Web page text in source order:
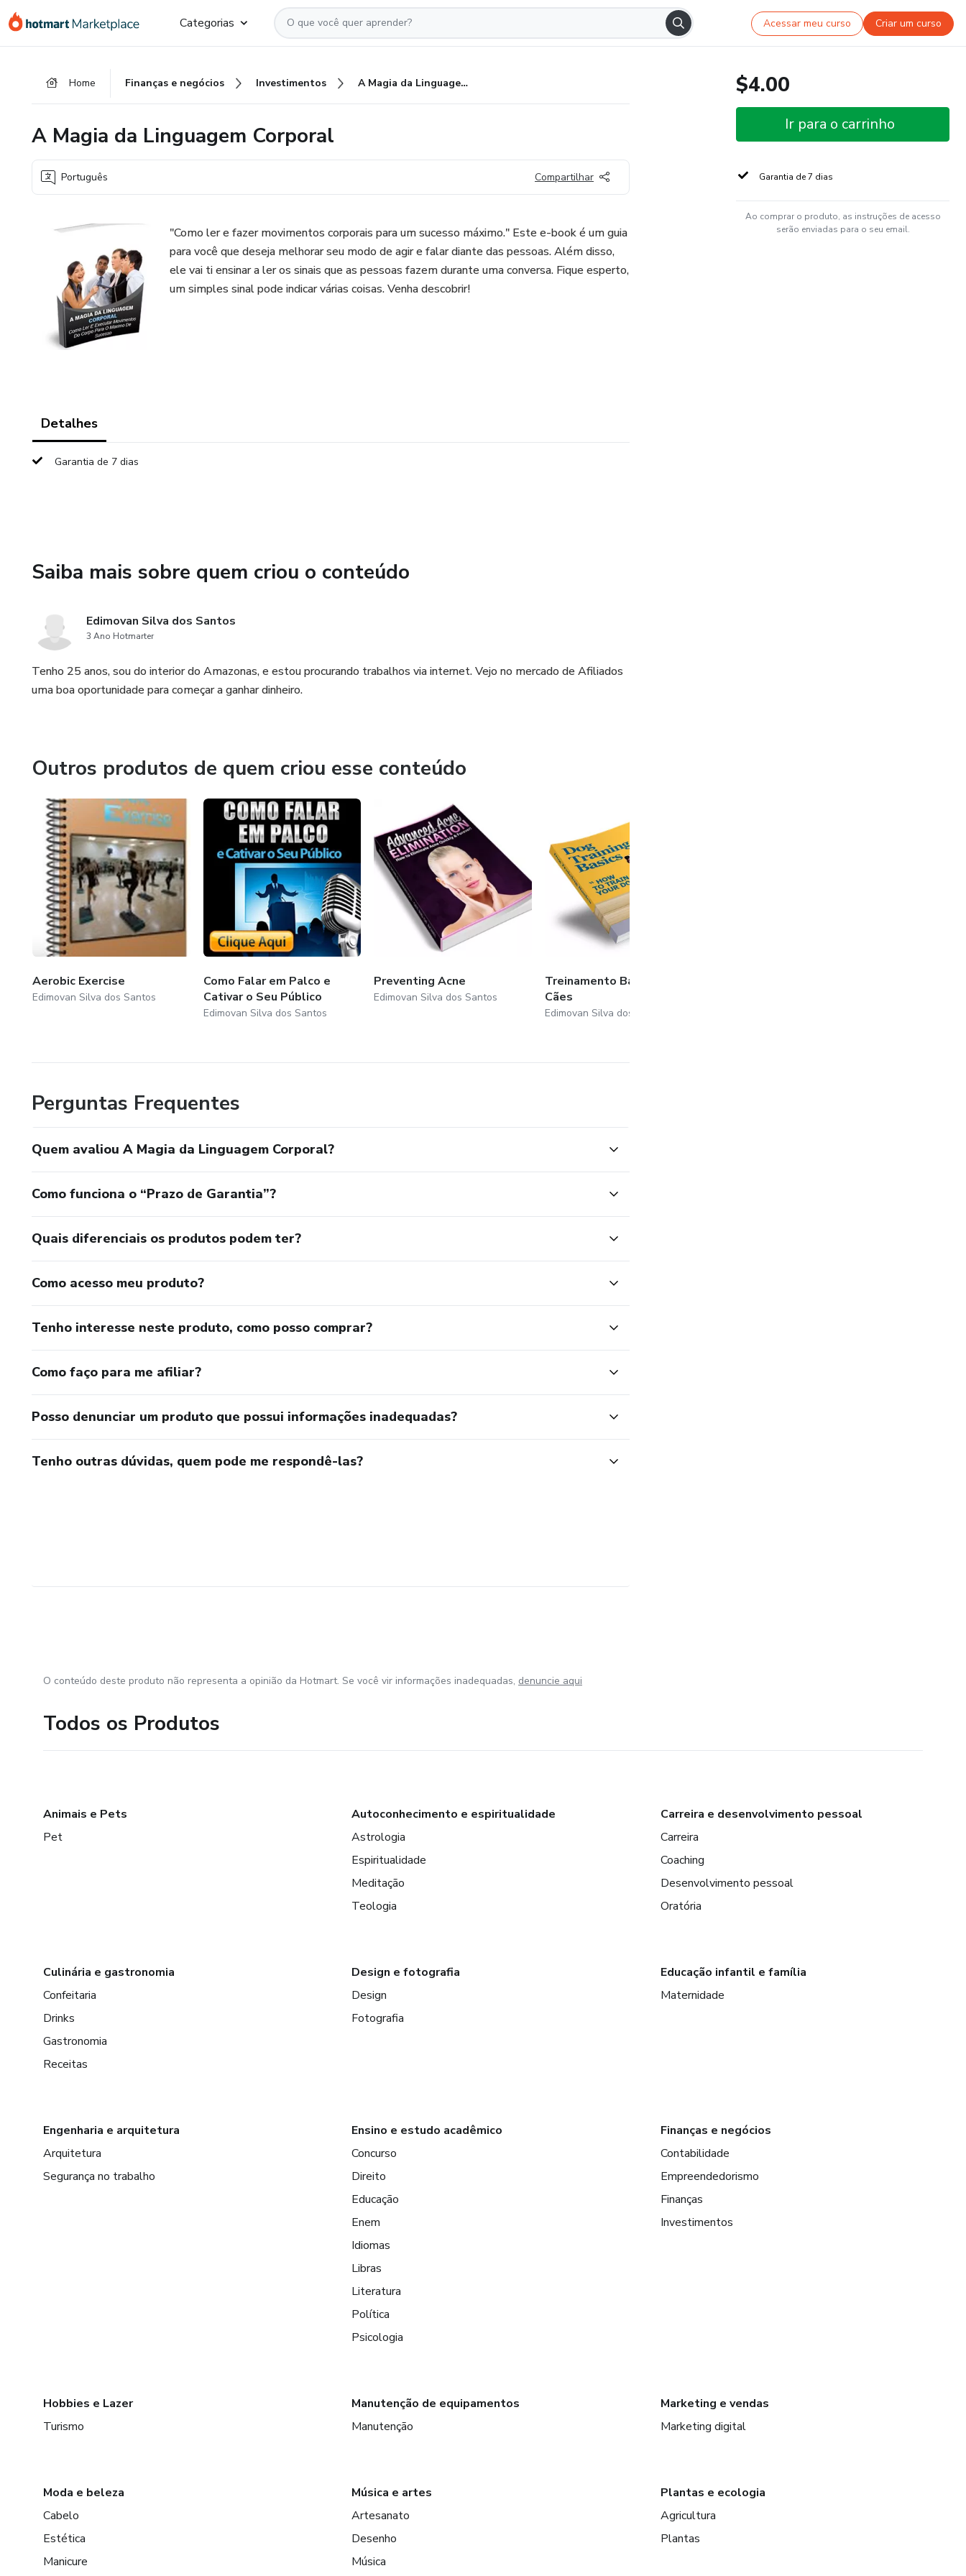
para
para
para
Categorias Acessar meu curso Criar um curso
Home Finanças e negócios Investimentos A Magia da Linguagem Corporal
A Magia da Linguagem Corporal
Português Compartilhar
"Como ler e fazer movimentos corporais para um sucesso máximo." Este e-book é um guia
para você que deseja melhorar seu modo de agir e falar diante das pessoas. Além disso,
ele vai ti ensinar a ler os sinais que as pessoas fazem durante uma conversa. Fique esperto,
um simples sinal pode indicar várias coisas. Venha descobrir!
Detalhes
Garantia de 7 dias
Saiba mais sobre quem criou o conteúdo
Edimovan Silva dos Santos
3 Ano Hotmarter
Tenho 25 anos, sou do interior do Amazonas, e estou procurando trabalhos via internet. Vejo no mercado de Afiliados
uma boa oportunidade para começar a ganhar dinheiro.
Outros produtos de quem criou esse conteúdo
Aerobic Exercise
Edimovan Silva dos Santos
Como Falar em Palco e
Cativar o Seu Público
Edimovan Silva dos Santos
Preventing Acne
Edimovan Silva dos Santos
Treinamento Básico de
Cães
Edimovan Silva dos Santos
Perguntas Frequentes
Quem avaliou A Magia da Linguagem Corporal?
Como funciona o “Prazo de Garantia”?
Quais diferenciais os produtos podem ter?
Como acesso meu produto?
Tenho interesse neste produto, como posso comprar?
Como faço para me afiliar?
Posso denunciar um produto que possui informações inadequadas?
Tenho outras dúvidas, quem pode me respondê-las?
$4.00
Ir para o carrinho
Garantia de 7 dias
Ao comprar o produto, as instruções de acesso
serão enviadas para o seu email.
O conteúdo deste produto não representa a opinião da Hotmart. Se você vir informações inadequadas, denuncie aqui
Todos os Produtos
Animais e Pets
Pet
Autoconhecimento e espiritualidade
Astrologia
Espiritualidade
Meditação
Teologia
Carreira e desenvolvimento pessoal
Carreira
Coaching
Desenvolvimento pessoal
Oratória
Culinária e gastronomia
Confeitaria
Drinks
Gastronomia
Receitas
Design e fotografia
Design
Fotografia
Educação infantil e família
Maternidade
Engenharia e arquitetura
Arquitetura
Segurança no trabalho
Ensino e estudo acadêmico
Concurso
Direito
Educação
Enem
Idiomas
Libras
Literatura
Política
Psicologia
Finanças e negócios
Contabilidade
Empreendedorismo
Finanças
Investimentos
Hobbies e Lazer
Turismo
Manutenção de equipamentos
Manutenção
Marketing e vendas
Marketing digital
Moda e beleza
Cabelo
Estética
Manicure
Música e artes
Artesanato
Desenho
Música
Plantas e ecologia
Agricultura
Plantas